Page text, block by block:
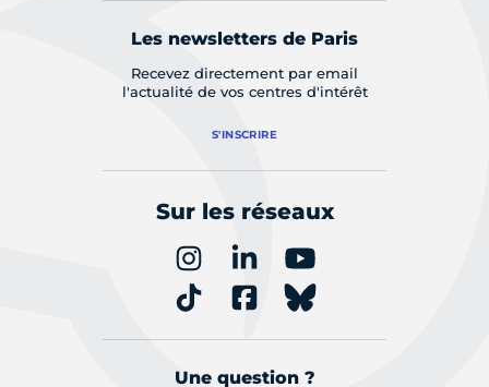
Les newsletters de Paris
Recevez directement par email
l'actualité de vos centres d'intérêt
S'INSCRIRE
Sur les réseaux
Une question ?